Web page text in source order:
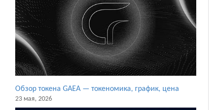
Обзор токена GAEA — токеномика, график, цена
23 мая, 2026